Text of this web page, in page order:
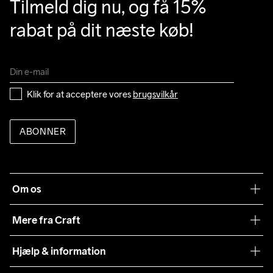
Tilmeld dig nu, og få 15%
rabat på dit næste køb!
Klik for at acceptere vores brugsvilkår
ABONNER
Om os
Mere fra Craft
Samarbejder
Hjælp & information